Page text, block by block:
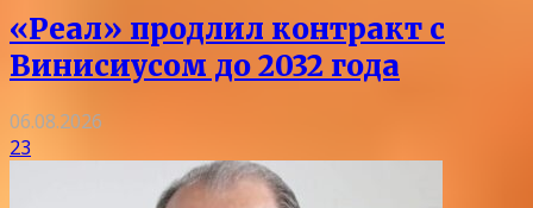
«Реал» продлил контракт с
Винисиусом до 2032 года
06.08.2026
23